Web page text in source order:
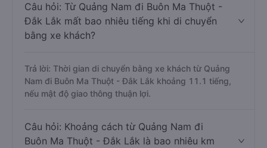
Câu hỏi: Từ Quảng Nam đi Buôn Ma Thuột -
Đắk Lắk mất bao nhiêu tiếng khi di chuyển
bằng xe khách?
Trả lời: Thời gian di chuyển bằng xe khách từ Quảng
Nam đi Buôn Ma Thuột - Đắk Lắk khoảng 11.1 tiếng,
nếu mật độ giao thông thuận lợi.
Câu hỏi: Khoảng cách từ Quảng Nam đi
Buôn Ma Thuột - Đắk Lắk là bao nhiêu km